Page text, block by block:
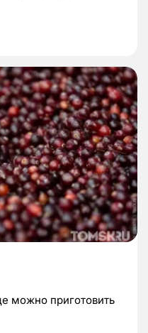
можно приготовить